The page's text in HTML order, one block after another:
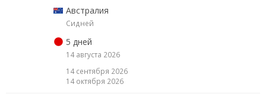
Австралия
Сидней
5 дней
14 августа 2026
14 сентября 2026
14 октября 2026